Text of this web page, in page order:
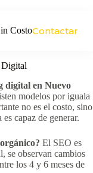
CostoContactar
Digital
digital en Nuevo
modelos por iguala
no es el costo, sino
capaz de generar.
El SEO es
se observan cambios
los 4 y 6 meses de